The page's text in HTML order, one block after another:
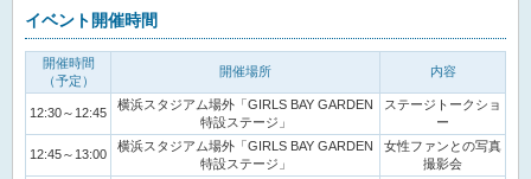
イベント開催時間
開催時間
（予定）
開催場所 内容
12:30～12:45
横浜スタジアム場外「GIRLS BAY GARDEN
特設ステージ」
ステージトークショ
ー
12:45～13:00
横浜スタジアム場外「GIRLS BAY GARDEN
特設ステージ」
女性ファンとの写真
撮影会